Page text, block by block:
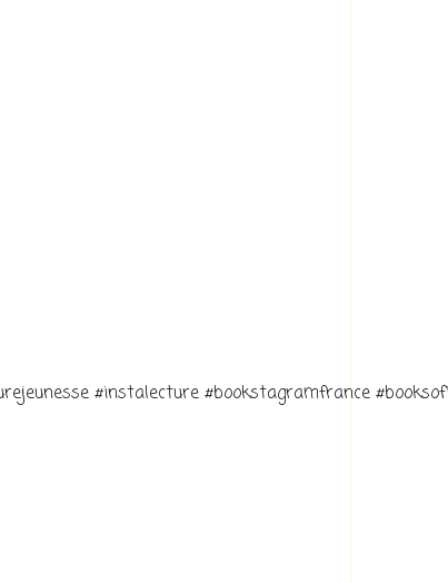
#instalecture #bookstagramfrance